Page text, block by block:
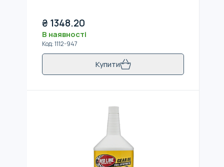
₴ 1348.20
В наявності
Код:1112-947
Купити